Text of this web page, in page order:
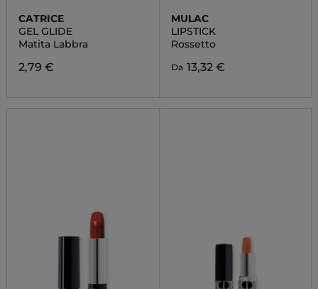
CATRICE
GEL GLIDE
Matita Labbra
2,79 €
MULAC
LIPSTICK
Rossetto
Da 13,32 €